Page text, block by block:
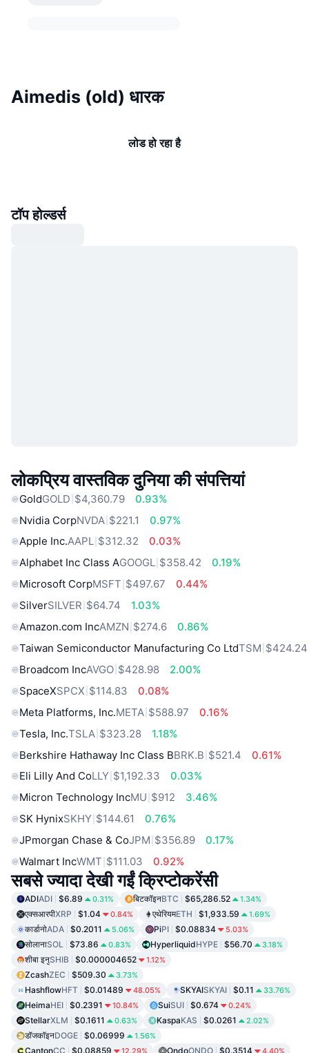
Aimedis (old) धारक
लोड हो रहा है
टॉप होल्डर्स
लोकप्रिय वास्तविक दुनिया की संपत्तियां
GoldGOLD $4,360.79
0.93%
Nvidia CorpNVDA $221.1
0.97%
Apple Inc.AAPL $312.32
0.03%
Alphabet Inc Class AGOOGL $358.42
0.19%
Microsoft CorpMSFT $497.67
0.44%
SilverSILVER $64.74
1.03%
Amazon.com IncAMZN $274.6
0.86%
Taiwan Semiconductor Manufacturing Co LtdTSM $424.24
Broadcom IncAVGO $428.98
2.00%
SpaceXSPCX $114.83
0.08%
Meta Platforms, Inc.META $588.97
0.16%
Tesla, Inc.TSLA $323.28
1.18%
Berkshire Hathaway Inc Class BBRK.B $521.4
0.61%
Eli Lilly And CoLLY $1,192.33
0.03%
Micron Technology IncMU $912
3.46%
SK HynixSKHY $144.61
0.76%
JPmorgan Chase & CoJPM $356.89
0.17%
Walmart IncWMT $111.03 0.92%
सबसे ज्यादा देखी गईं क्रिप्टोकरेंसी
ADIADI $6.89 0.31% बिटकॉइनBTC $65,286.52 1.34%
एक्सआरपीXRP $1.04 0.84% एथेरियमETH $1,933.59 1.69%
कार्डानोADA $0.2011 5.06% PiPI $0.08834 5.03%
सोलानाSOL $73.86 0.83% HyperliquidHYPE $56.70 3.18%
शीबा इनुSHIB $0.000004652 1.12%
ZcashZEC $509.30 3.73%
HashflowHFT $0.01489 48.05% SKYAISKYAI $0.11 33.76%
HeimaHEI $0.2391 10.84% SuiSUI $0.674 0.24%
StellarXLM $0.1611 0.63% KaspaKAS $0.0261 2.02%
डॉजकॉइनDOGE $0.06999 1.56%
CantonCC $0.08859 12.29% OndoONDO $0.3514 4.40%